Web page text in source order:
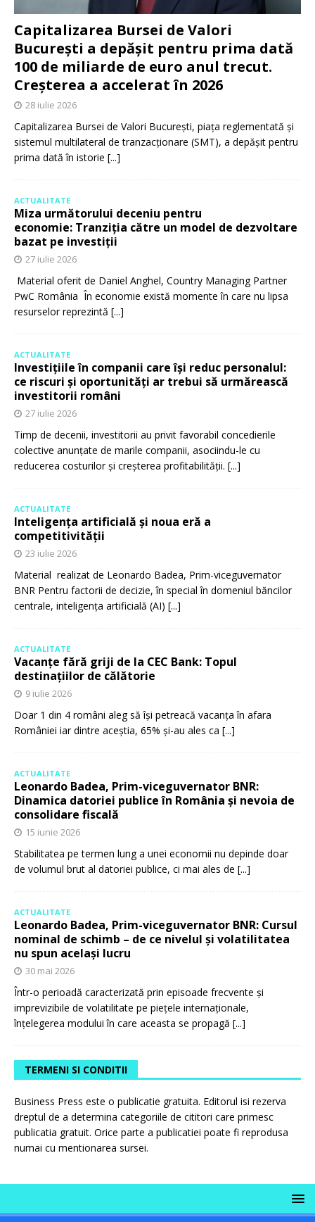
Capitalizarea Bursei de Valori
București a depășit pentru prima dată
100 de miliarde de euro anul trecut.
Creșterea a accelerat în 2026
28 iulie 2026
Capitalizarea Bursei de Valori București, piața reglementată și
sistemul multilateral de tranzacționare (SMT), a depășit pentru
prima dată în istorie [...]
ACTUALITATE
Miza următorului deceniu pentru
economie: Tranziția către un model de dezvoltare
bazat pe investiții
27 iulie 2026
Material oferit de Daniel Anghel, Country Managing Partner
PwC România În economie există momente în care nu lipsa
resurselor reprezintă [...]
ACTUALITATE
Investițiile în companii care își reduc personalul:
ce riscuri și oportunități ar trebui să urmărească
investitorii români
27 iulie 2026
Timp de decenii, investitorii au privit favorabil concedierile
colective anunțate de marile companii, asociindu-le cu
reducerea costurilor și creșterea profitabilității. [...]
ACTUALITATE
Inteligența artificială și noua eră a
competitivității
23 iulie 2026
Material realizat de Leonardo Badea, Prim-viceguvernator
BNR Pentru factorii de decizie, în special în domeniul băncilor
centrale, inteligența artificială (AI) [...]
ACTUALITATE
Vacanțe fără griji de la CEC Bank: Topul
destinațiilor de călătorie
9 iulie 2026
Doar 1 din 4 români aleg să își petreacă vacanța în afara
României iar dintre aceștia, 65% și-au ales ca [...]
ACTUALITATE
Leonardo Badea, Prim-viceguvernator BNR:
Dinamica datoriei publice în România și nevoia de
consolidare fiscală
15 iunie 2026
Stabilitatea pe termen lung a unei economii nu depinde doar
de volumul brut al datoriei publice, ci mai ales de [...]
ACTUALITATE
Leonardo Badea, Prim-viceguvernator BNR: Cursul
nominal de schimb – de ce nivelul și volatilitatea
nu spun același lucru
30 mai 2026
Într-o perioadă caracterizată prin episoade frecvente și
imprevizibile de volatilitate pe piețele internaționale,
înțelegerea modului în care aceasta se propagă [...]
TERMENI SI CONDITII
Business Press este o publicatie gratuita. Editorul isi rezerva
dreptul de a determina categoriile de cititori care primesc
publicatia gratuit. Orice parte a publicatiei poate fi reprodusa
numai cu mentionarea sursei.